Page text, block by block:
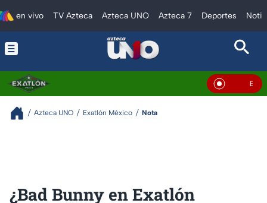
en vivo TV Azteca Azteca UNO Azteca 7 Deportes
En Vivo
Azteca UNO Exatlón México Nota
¿Bad Bunny en Exatlón